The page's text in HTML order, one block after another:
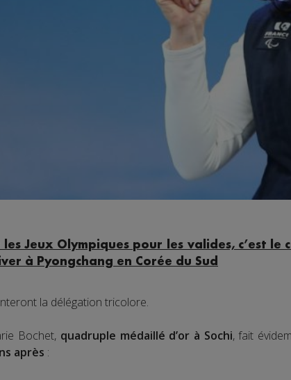
Jeux Olympiques pour les valides, c’est le
à Pyongchang en Corée du Sud
la délégation tricolore.
Bochet, quadruple médaillé d’or à Sochi, fait
après :